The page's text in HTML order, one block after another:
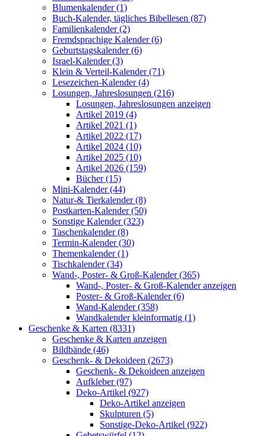
Blumenkalender (1)
Buch-Kalender, tägliches Bibellesen (87)
Familienkalender (2)
Fremdsprachige Kalender (6)
Geburtstagskalender (6)
Israel-Kalender (3)
Klein & Verteil-Kalender (71)
Lesezeichen-Kalender (4)
Losungen, Jahreslosungen (216)
Losungen, Jahreslosungen anzeigen
Artikel 2019 (4)
Artikel 2021 (1)
Artikel 2022 (17)
Artikel 2024 (10)
Artikel 2025 (10)
Artikel 2026 (159)
Bücher (15)
Mini-Kalender (44)
Natur-& Tierkalender (8)
Postkarten-Kalender (50)
Sonstige Kalender (323)
Taschenkalender (8)
Termin-Kalender (30)
Themenkalender (1)
Tischkalender (34)
Wand-, Poster- & Groß-Kalender (365)
Wand-, Poster- & Groß-Kalender anzeigen
Poster- & Groß-Kalender (6)
Wand-Kalender (358)
Wandkalender kleinformatig (1)
Geschenke & Karten (8331)
Geschenke & Karten anzeigen
Bildbände (46)
Geschenk- & Dekoideen (2673)
Geschenk- & Dekoideen anzeigen
Aufkleber (97)
Deko-Artikel (927)
Deko-Artikel anzeigen
Skulpturen (5)
Sonstige-Deko-Artikel (922)